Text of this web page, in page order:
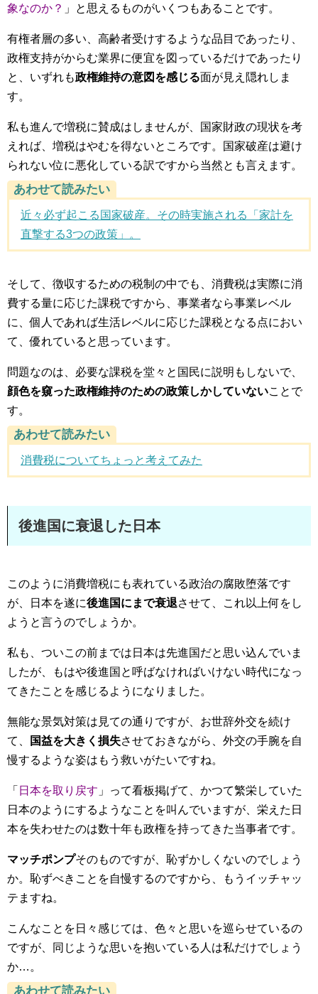
象なのか？ 」と思えるものがいくつもあることです。
有権者層の多い、高齢者受けするような品目であったり、
政権支持がからむ業界に便宜を図っているだけであったり
と、いずれも政権維持の意図を感じる面が見え隠れしま
す。
私も進んで増税に賛成はしませんが、国家財政の現状を考
えれば、増税はやむを得ないところです。国家破産は避け
られない位に悪化している訳ですから当然とも言えます。
あわせて読みたい
近々必ず起こる国家破産。その時実施される「家計を
直撃する3つの政策」。
そして、徴収するための税制の中でも、消費税は実際に消
費する量に応じた課税ですから、事業者なら事業レベル
に、個人であれば生活レベルに応じた課税となる点におい
て、優れていると思っています。
問題なのは、必要な課税を堂々と国民に説明もしないで、
顔色を窺った政権維持のための政策しかしていないことで
す。
あわせて読みたい
消費税についてちょっと考えてみた
後進国に衰退した日本
このように消費増税にも表れている政治の腐敗堕落です
が、日本を遂に後進国にまで衰退させて、これ以上何をし
ようと言うのでしょうか。
私も、ついこの前までは日本は先進国だと思い込んでいま
したが、もはや後進国と呼ばなければいけない時代になっ
てきたことを感じるようになりました。
無能な景気対策は見ての通りですが、お世辞外交を続け
て、
国益を大きく損失させておきながら、外交の手腕を自
慢するような姿はもう救いがたいですね。
「 日本を取り戻す 」って看板掲げて、かつて繁栄していた
日本のようにするようなことを叫んでいますが、栄えた日
本を失わせたのは数十年も政権を持ってきた当事者です。
マッチポンプそのものですが、恥ずかしくないのでしょう
か。恥ずべきことを自慢するのですから、もうイッチャッ
テますね。
こんなことを日々感じては、色々と思いを巡らせているの
ですが、同じような思いを抱いている人は私だけでしょう
か…。
あわせて読みたい